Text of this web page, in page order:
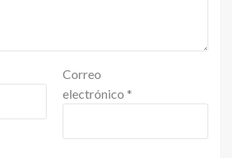
Correo
electrónico *